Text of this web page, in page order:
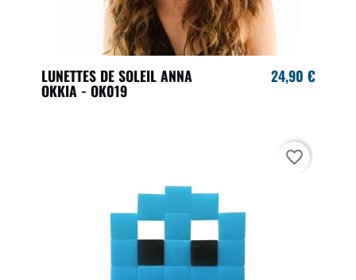
LUNETTES DE SOLEIL ANNA
OKKIA - OK019
24,90 €
favorite_border